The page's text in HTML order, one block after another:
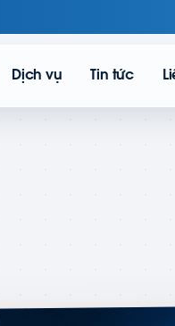
Dịch vụ Tin tức